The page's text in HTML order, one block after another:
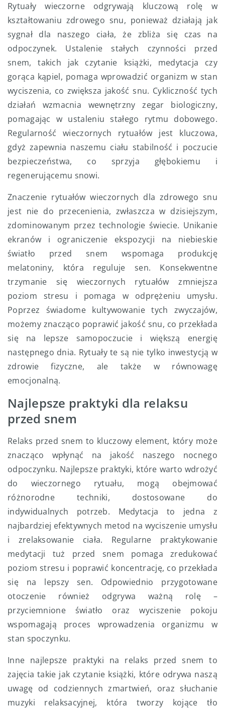
Rytuały wieczorne odgrywają kluczową rolę w
kształtowaniu zdrowego snu, ponieważ działają jak
sygnał dla naszego ciała, że zbliża się czas na
odpoczynek. Ustalenie stałych czynności przed
snem, takich jak czytanie książki, medytacja czy
gorąca kąpiel, pomaga wprowadzić organizm w stan
wyciszenia, co zwiększa jakość snu. Cykliczność tych
działań wzmacnia wewnętrzny zegar biologiczny,
pomagając w ustaleniu stałego rytmu dobowego.
Regularność wieczornych rytuałów jest kluczowa,
gdyż zapewnia naszemu ciału stabilność i poczucie
bezpieczeństwa, co sprzyja głębokiemu i
regenerującemu snowi.
Znaczenie rytuałów wieczornych dla zdrowego snu
jest nie do przecenienia, zwłaszcza w dzisiejszym,
zdominowanym przez technologie świecie. Unikanie
ekranów i ograniczenie ekspozycji na niebieskie
światło przed snem wspomaga produkcję
melatoniny, która reguluje sen. Konsekwentne
trzymanie się wieczornych rytuałów zmniejsza
poziom stresu i pomaga w odprężeniu umysłu.
Poprzez świadome kultywowanie tych zwyczajów,
możemy znacząco poprawić jakość snu, co przekłada
się na lepsze samopoczucie i większą energię
następnego dnia. Rytuały te są nie tylko inwestycją w
zdrowie fizyczne, ale także w równowagę
emocjonalną.
Najlepsze praktyki dla relaksu
przed snem
Relaks przed snem to kluczowy element, który może
znacząco wpłynąć na jakość naszego nocnego
odpoczynku. Najlepsze praktyki, które warto wdrożyć
do wieczornego rytuału, mogą obejmować
różnorodne techniki, dostosowane do
indywidualnych potrzeb. Medytacja to jedna z
najbardziej efektywnych metod na wyciszenie umysłu
i zrelaksowanie ciała. Regularne praktykowanie
medytacji tuż przed snem pomaga zredukować
poziom stresu i poprawić koncentrację, co przekłada
się na lepszy sen. Odpowiednio przygotowane
otoczenie również odgrywa ważną rolę –
przyciemnione światło oraz wyciszenie pokoju
wspomagają proces wprowadzenia organizmu w
stan spoczynku.
Inne najlepsze praktyki na relaks przed snem to
zajęcia takie jak czytanie książki, które odrywa naszą
uwagę od codziennych zmartwień, oraz słuchanie
muzyki relaksacyjnej, która tworzy kojące tło